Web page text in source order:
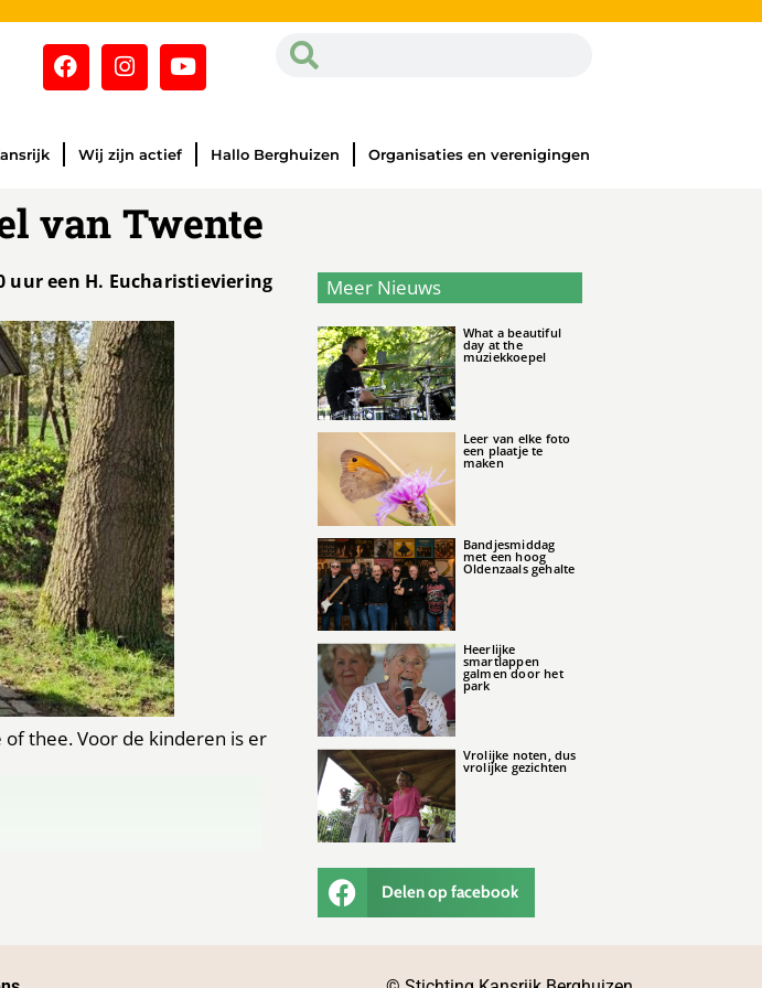
Wij zijn actief Hallo Berghuizen Organisaties en verenigingen
van Twente
uur een H. Eucharistieviering
thee. Voor de kinderen is er
Meer Nieuws
What a beautiful
day at the
muziekkoepel
Leer van elke foto
een plaatje te
maken
Bandjesmiddag
met een hoog
Oldenzaals gehalte
Heerlijke
smartlappen
galmen door het
park
Vrolijke noten, dus
vrolijke gezichten
Delen op facebook